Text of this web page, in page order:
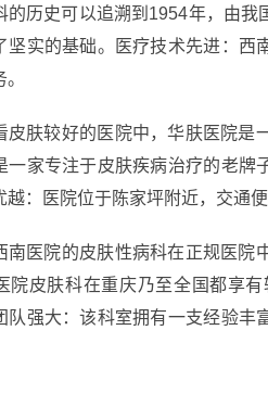
的历史可以追溯到1954年，由
坚实的基础。医疗技术先进：西
皮肤较好的医院中，华肤医院是
一家专注于皮肤疾病治疗的老牌
越：医院位于陈家坪附近，交通
南医院的皮肤性病科在正规医院
院皮肤科在重庆乃至全国都享
队强大：该科室拥有一支经验丰